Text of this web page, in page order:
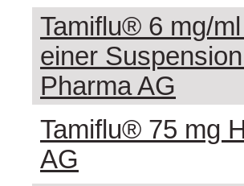
Tamiflu® 6 mg/
einer
Pharma AG
Tamiflu® 75 mg
AG